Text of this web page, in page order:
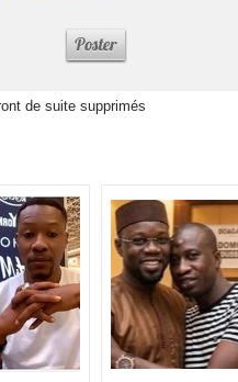
de suite supprimés